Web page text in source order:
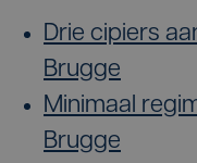
Drie cipiers
Brugge
Minimaal
Brugge